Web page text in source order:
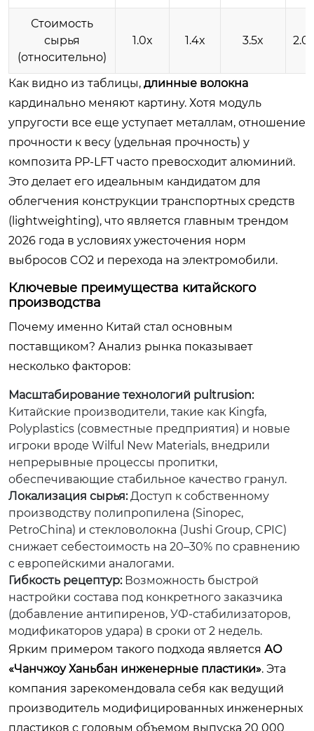
Стоимость
сырья
(относительно)
1.0x 1.4x 3.5x
Как видно из таблицы, длинные волокна
кардинально меняют картину. Хотя модуль
упругости все еще уступает металлам, отношение
прочности к весу (удельная прочность) у
композита PP-LFT часто превосходит алюминий.
Это делает его идеальным кандидатом для
облегчения конструкции транспортных средств
(lightweighting), что является главным трендом
2026 года в условиях ужесточения норм
выбросов CO2 и перехода на электромобили.
Ключевые преимущества китайского
производства
Почему именно Китай стал основным
поставщиком? Анализ рынка показывает
несколько факторов:
Масштабирование технологий pultrusion:
Китайские производители, такие как Kingfa,
Polyplastics (совместные предприятия) и новые
игроки вроде Wilful New Materials, внедрили
непрерывные процессы пропитки,
обеспечивающие стабильное качество гранул.
Локализация сырья:Доступ к собственному
производству полипропилена (Sinopec,
PetroChina) и стекловолокна (Jushi Group, CPIC)
снижает себестоимость на 20–30% по сравнению
с европейскими аналогами.
Гибкость рецептур:Возможность быстрой
настройки состава под конкретного заказчика
(добавление антипиренов, УФ-стабилизаторов,
модификаторов удара) в сроки от 2 недель.
Ярким примером такого подхода является АО
«Чанчжоу Ханьбан инженерные пластики». Эта
компания зарекомендовала себя как ведущий
производитель модифицированных инженерных
пластиков с годовым объемом выпуска 20 000